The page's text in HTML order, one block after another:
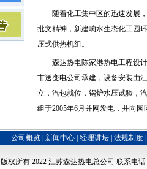
随着化工集中区的迅速发展
批文精神，新建响水生态化工园
压式供热机组。
森达热电陈家港热电工程设
市送变电公司承建，设备安装由
立，汽包就位，锅炉水压试验，
组于2005年6月并网发电，并向
公司概览| 新闻中心| 经理讲坛| 法规制度
版权所有 2022 江苏森达热电总公司 联系电话